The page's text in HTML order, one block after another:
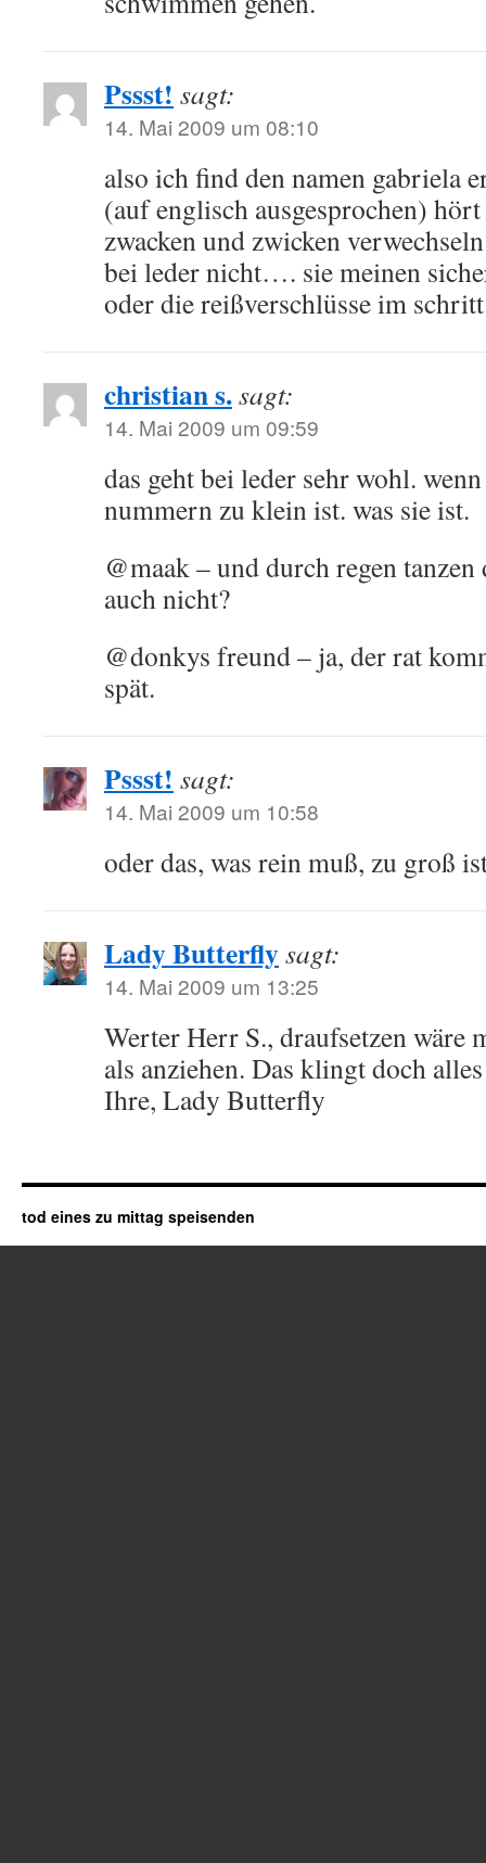
Pssst! sagt:
14. Mai 2009 um 08:10
also ich find den namen gabriela
(auf englisch ausgesprochen)
zwacken und zwicken
bei leder nicht…. sie meinen
oder die reißverschlüsse im
christian s.sagt:
14. Mai 2009 um 09:59
das geht bei leder sehr wohl.
nummern zu klein ist. was sie ist.
@maak – und durch regen
auch nicht?
@donkys freund – ja, der rat
spät.
Pssst! sagt:
14. Mai 2009 um 10:58
oder das, was rein muß, zu groß
Lady Butterflysagt:
14. Mai 2009 um 13:25
Werter Herr S., draufsetzen wäre
als anziehen. Das klingt doch
Ihre, Lady Butterfly
tod eines zu mittag speisenden